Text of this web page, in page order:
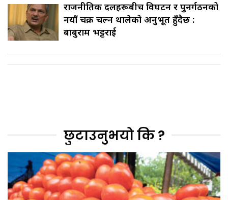
राजनीतिक दलहरूबीच विघटन र पुनर्गठनको
नयाँ चक्र चल्न थालेको अनुभूत हुँदैछ :
बाबुराम भट्टराई
छुटाउनुभयो कि ?